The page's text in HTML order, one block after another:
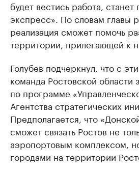
будет вестись работа,
экспресс». По словам главы
реализация сможет помочь
территории, прилегающей к
Голубев подчеркнул, что с
команда Ростовской области
по программе
Агентства стратегических
Предполагается, что
сможет связать Ростов не
аэропортовым комплексом,
городами на территории